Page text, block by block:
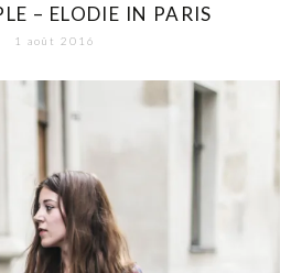
– ELODIE IN PARIS
1 août 2016